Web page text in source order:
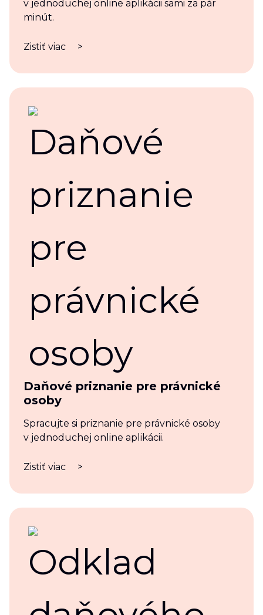
v jednoduchej online aplikácii sami za pár
minút.
Zistiť viac >
Daňové priznanie pre právnické
osoby
Spracujte si priznanie pre právnické osoby
v jednoduchej online aplikácii.
Zistiť viac >